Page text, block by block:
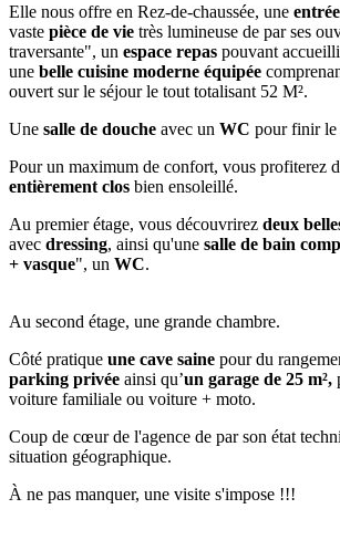
Elle nous offre en Rez-de-chaussée, une entrée
vaste pièce de vie très lumineuse de par ses
traversante", un espace repas pouvant
une belle cuisine moderne équipée
ouvert sur le séjour le tout totalisant 52 M².
Une salle de douche avec un WC pour finir
Pour un maximum de confort, vous profiterez
entièrement clos bien ensoleillé.
Au premier étage, vous découvrirez deux
avec dressing, ainsi qu'une salle de bain
+ vasque", un WC.
Au second étage, une grande chambre.
Côté pratique une cave saine pour du
parking privée ainsi qu’un garage de 25 m²,
voiture familiale ou voiture + moto.
Coup de cœur de l'agence de par son état
situation géographique.
À ne pas manquer, une visite s'impose !!!